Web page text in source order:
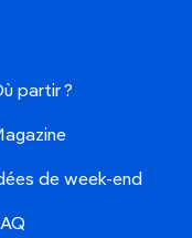
partir ?
de week-end